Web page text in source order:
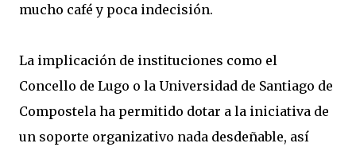
mucho café y poca indecisión.
La implicación de instituciones como el
Concello de Lugo o la Universidad de Santiago de
Compostela ha permitido dotar a la iniciativa de
un soporte organizativo nada desdeñable, así